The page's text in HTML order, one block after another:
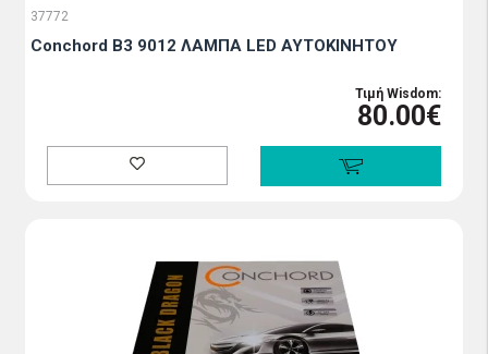
37772
Conchord B3 9012 ΛΑΜΠΑ LED ΑΥΤΟΚΙΝΗΤΟΥ
Τιμή Wisdom:
80.00€